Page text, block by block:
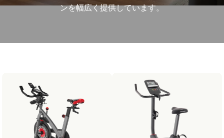
ンを幅広く提供しています。